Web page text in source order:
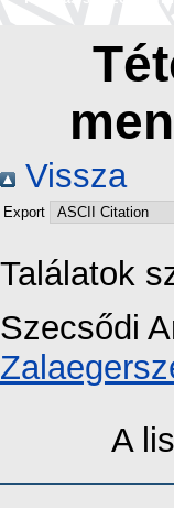
Vissza
Export
Találatok
Szecsődi
A